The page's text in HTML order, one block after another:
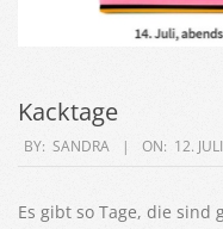
Kacktage
2023-
12
BY: SANDRA ON: 12.
Es gibt so Tage, die